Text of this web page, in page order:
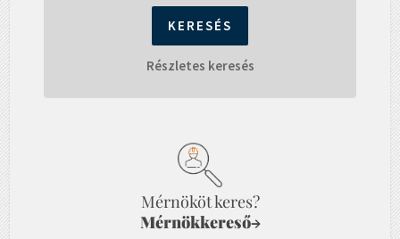
Részletes keresés
Mérnököt keres?
Mérnökkereső→